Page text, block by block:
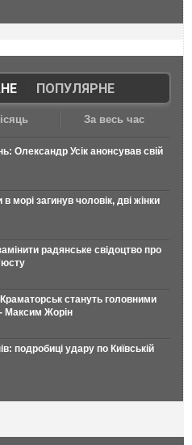
| ПОПУЛЯРНЕ
За весь час
Олександр Усік анонсував свій
морі загинув чоловік, дві жінки
радянське свідоцтво про
стануть головними
Максим Жорін
подробиці удару по Київській